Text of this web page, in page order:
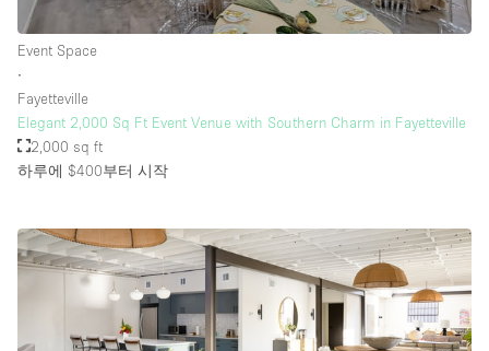
Event Space
∙
Fayetteville
Elegant 2,000 Sq Ft Event Venue with Southern Charm in Fayetteville
2,000 sq ft
하루에 $400부터 시작